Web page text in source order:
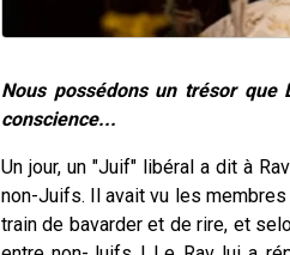
Nous possédons un trésor que
conscience...
Un jour, un "Juif" libéral a dit à
non-Juifs. Il avait vu les membres
train de bavarder et de rire, et